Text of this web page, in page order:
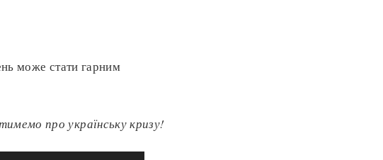
може стати гарним
про українську кризу!